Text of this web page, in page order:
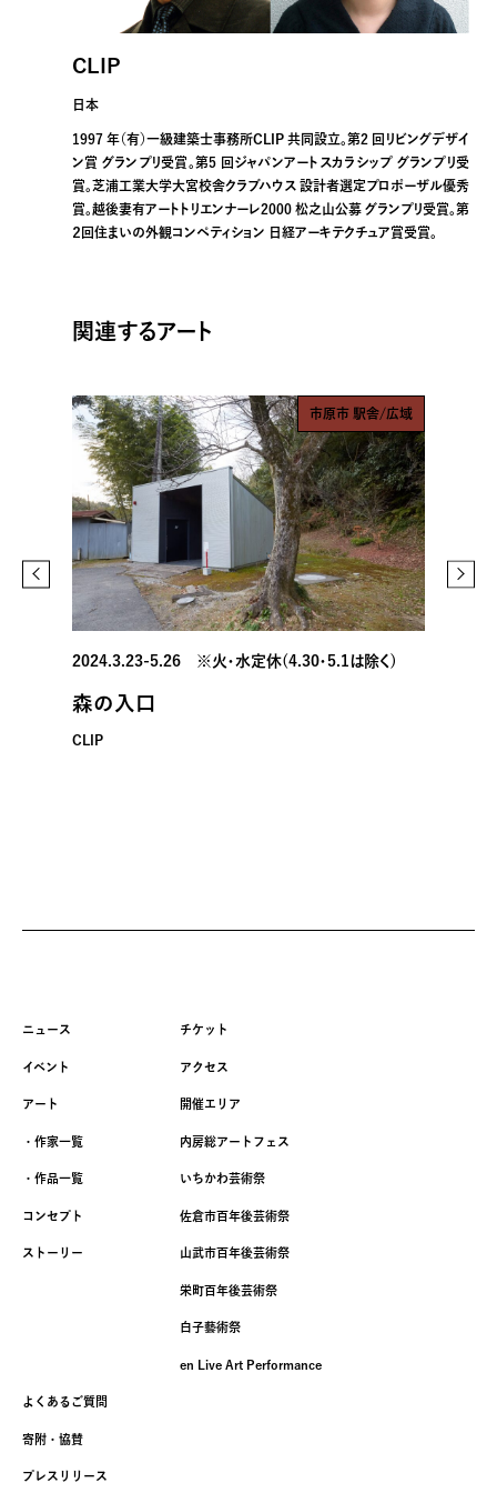
CLIP
日本
1997 年（有）一級建築士事務所CLIP 共同設立。第2 回リビングデザイ
ン賞 グランプリ受賞。第5 回ジャパンアートスカラシップ グランプリ受
賞。芝浦工業大学大宮校舎クラブハウス 設計者選定プロポーザル優秀
賞。越後妻有アートトリエンナーレ2000 松之山公募 グランプリ受賞。第
２回住まいの外観コンペティション 日経アーキテクチュア賞受賞。
関連するアート
市原市 駅舎/広域
2024.3.23-5.26 ※火・水定休(4.30・5.1は除く)
森の入口
CLIP
ニュース
イベント
アート
・作家一覧
・作品一覧
コンセプト
ストーリー
チケット
アクセス
開催エリア
内房総アートフェス
いちかわ芸術祭
佐倉市百年後芸術祭
山武市百年後芸術祭
栄町百年後芸術祭
白子藝術祭
en Live Art Performance
よくあるご質問
寄附・協賛
プレスリリース